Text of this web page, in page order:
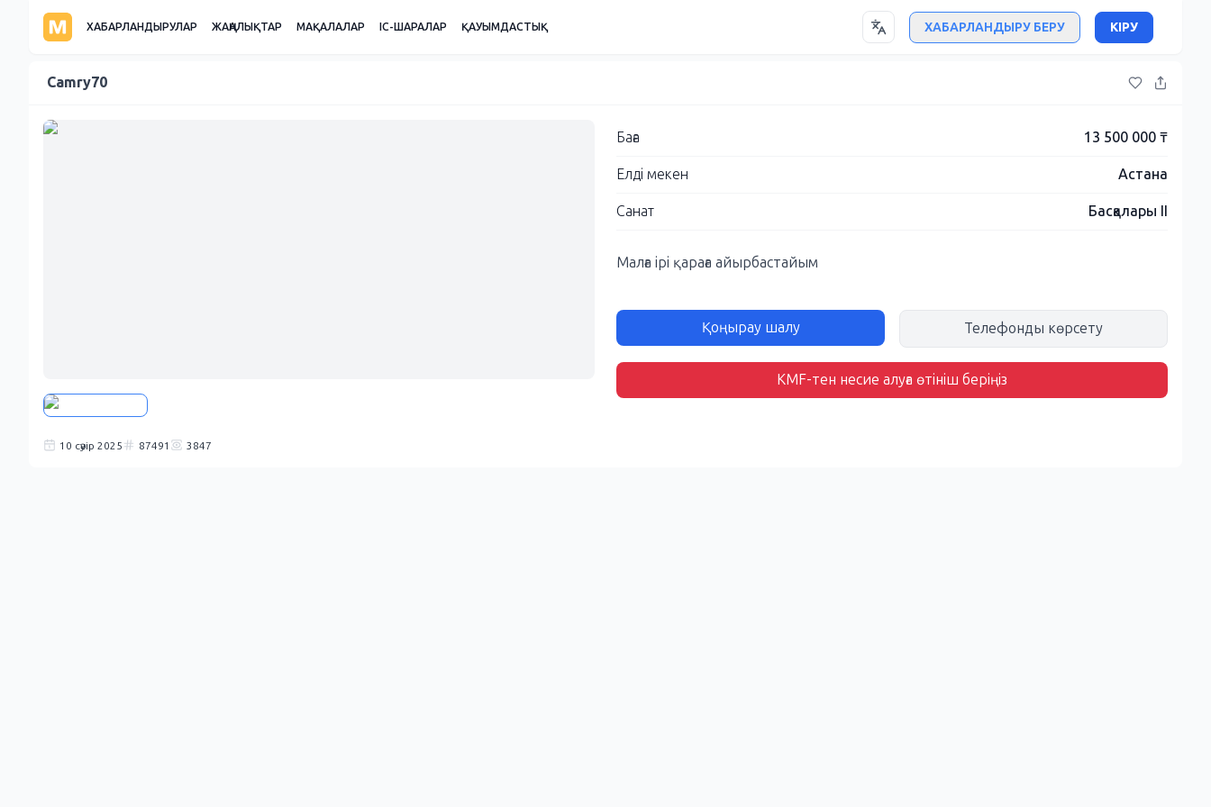
ХАБАРЛАНДЫРУЛАР ЖАҢАЛЫҚТАР МАҚАЛАЛАР ІС-ШАРАЛАР ҚАУЫМДАСТЫҚ ХАБАРЛАНДЫРУ БЕРУ КІРУ
Camry70
Баға 13 500 000 ₸
Елді мекен Астана
Санат Басқалары II
Малға ірі қараға айырбастайым
Қоңырау шалу Телефонды көрсету
KMF-тен несие алуға өтініш беріңіз
10 сәуір 2025 87491 3847